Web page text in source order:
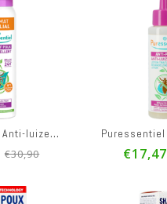
Puressentiel Anti-luizen Repel Spray 200ml
€30,90 €17,47